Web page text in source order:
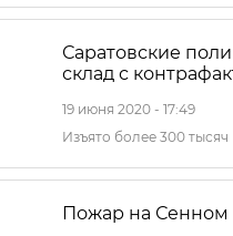
Саратовские
склад с
19 июня 2020 - 17:49
Изъято более 300
Пожар на